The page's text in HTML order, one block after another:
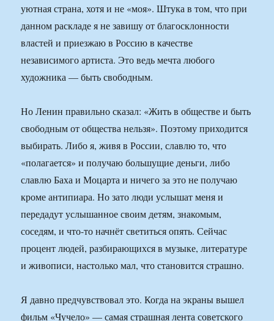
уютная страна, хотя и не «моя». Штука в том, что при
данном раскладе я не завишу от благосклонности
властей и приезжаю в Россию в качестве
независимого артиста. Это ведь мечта любого
художника — быть свободным.
Но Ленин правильно сказал: «Жить в обществе и быть
свободным от общества нельзя». Поэтому приходится
выбирать. Либо я, живя в России, славлю то, что
«полагается» и получаю большущие деньги, либо
славлю Баха и Моцарта и ничего за это не получаю
кроме антипиара. Но зато люди услышат меня и
передадут услышанное своим детям, знакомым,
соседям, и что-то начнёт светиться опять. Сейчас
процент людей, разбирающихся в музыке, литературе
и живописи, настолько мал, что становится страшно.
Я давно предчувствовал это. Когда на экраны вышел
фильм «Чучело» — самая страшная лента советского